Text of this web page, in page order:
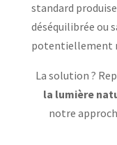
standard
déséquilibrée ou
potentiellement
La solution ?
la lumière
notre